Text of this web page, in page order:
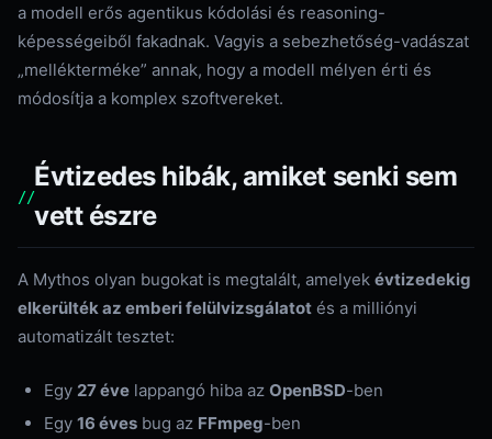
a modell erős agentikus kódolási és reasoning-
képességeiből fakadnak. Vagyis a sebezhetőség-vadászat
„mellékterméke” annak, hogy a modell mélyen érti és
módosítja a komplex szoftvereket.
Évtizedes hibák, amiket senki sem
vett észre
A Mythos olyan bugokat is megtalált, amelyek évtizedekig
elkerülték az emberi felülvizsgálatot és a milliónyi
automatizált tesztet:
Egy 27 éve lappangó hiba az OpenBSD-ben
Egy 16 éves bug az FFmpeg-ben